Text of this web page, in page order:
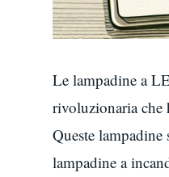
Le lampadine a
rivoluzionaria che
Queste
lampadine a